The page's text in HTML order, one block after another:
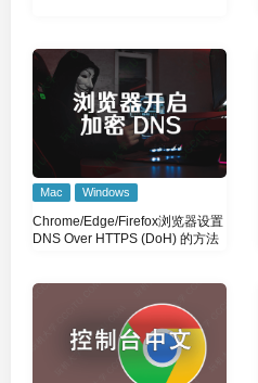
Mac Windows
Chrome/Edge/Firefox浏览器设置
DNS Over HTTPS (DoH) 的方法